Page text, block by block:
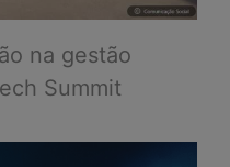
na gestão
Summit